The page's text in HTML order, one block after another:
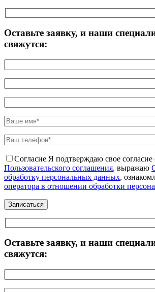
Оставьте заявку, и наши
свяжутся:
Согласие Я подтверждаю свое согласие
Пользовательского соглашения, выражаю
обработку персональных данных,
оператора в отношении обработки
Оставьте заявку, и наши
свяжутся: